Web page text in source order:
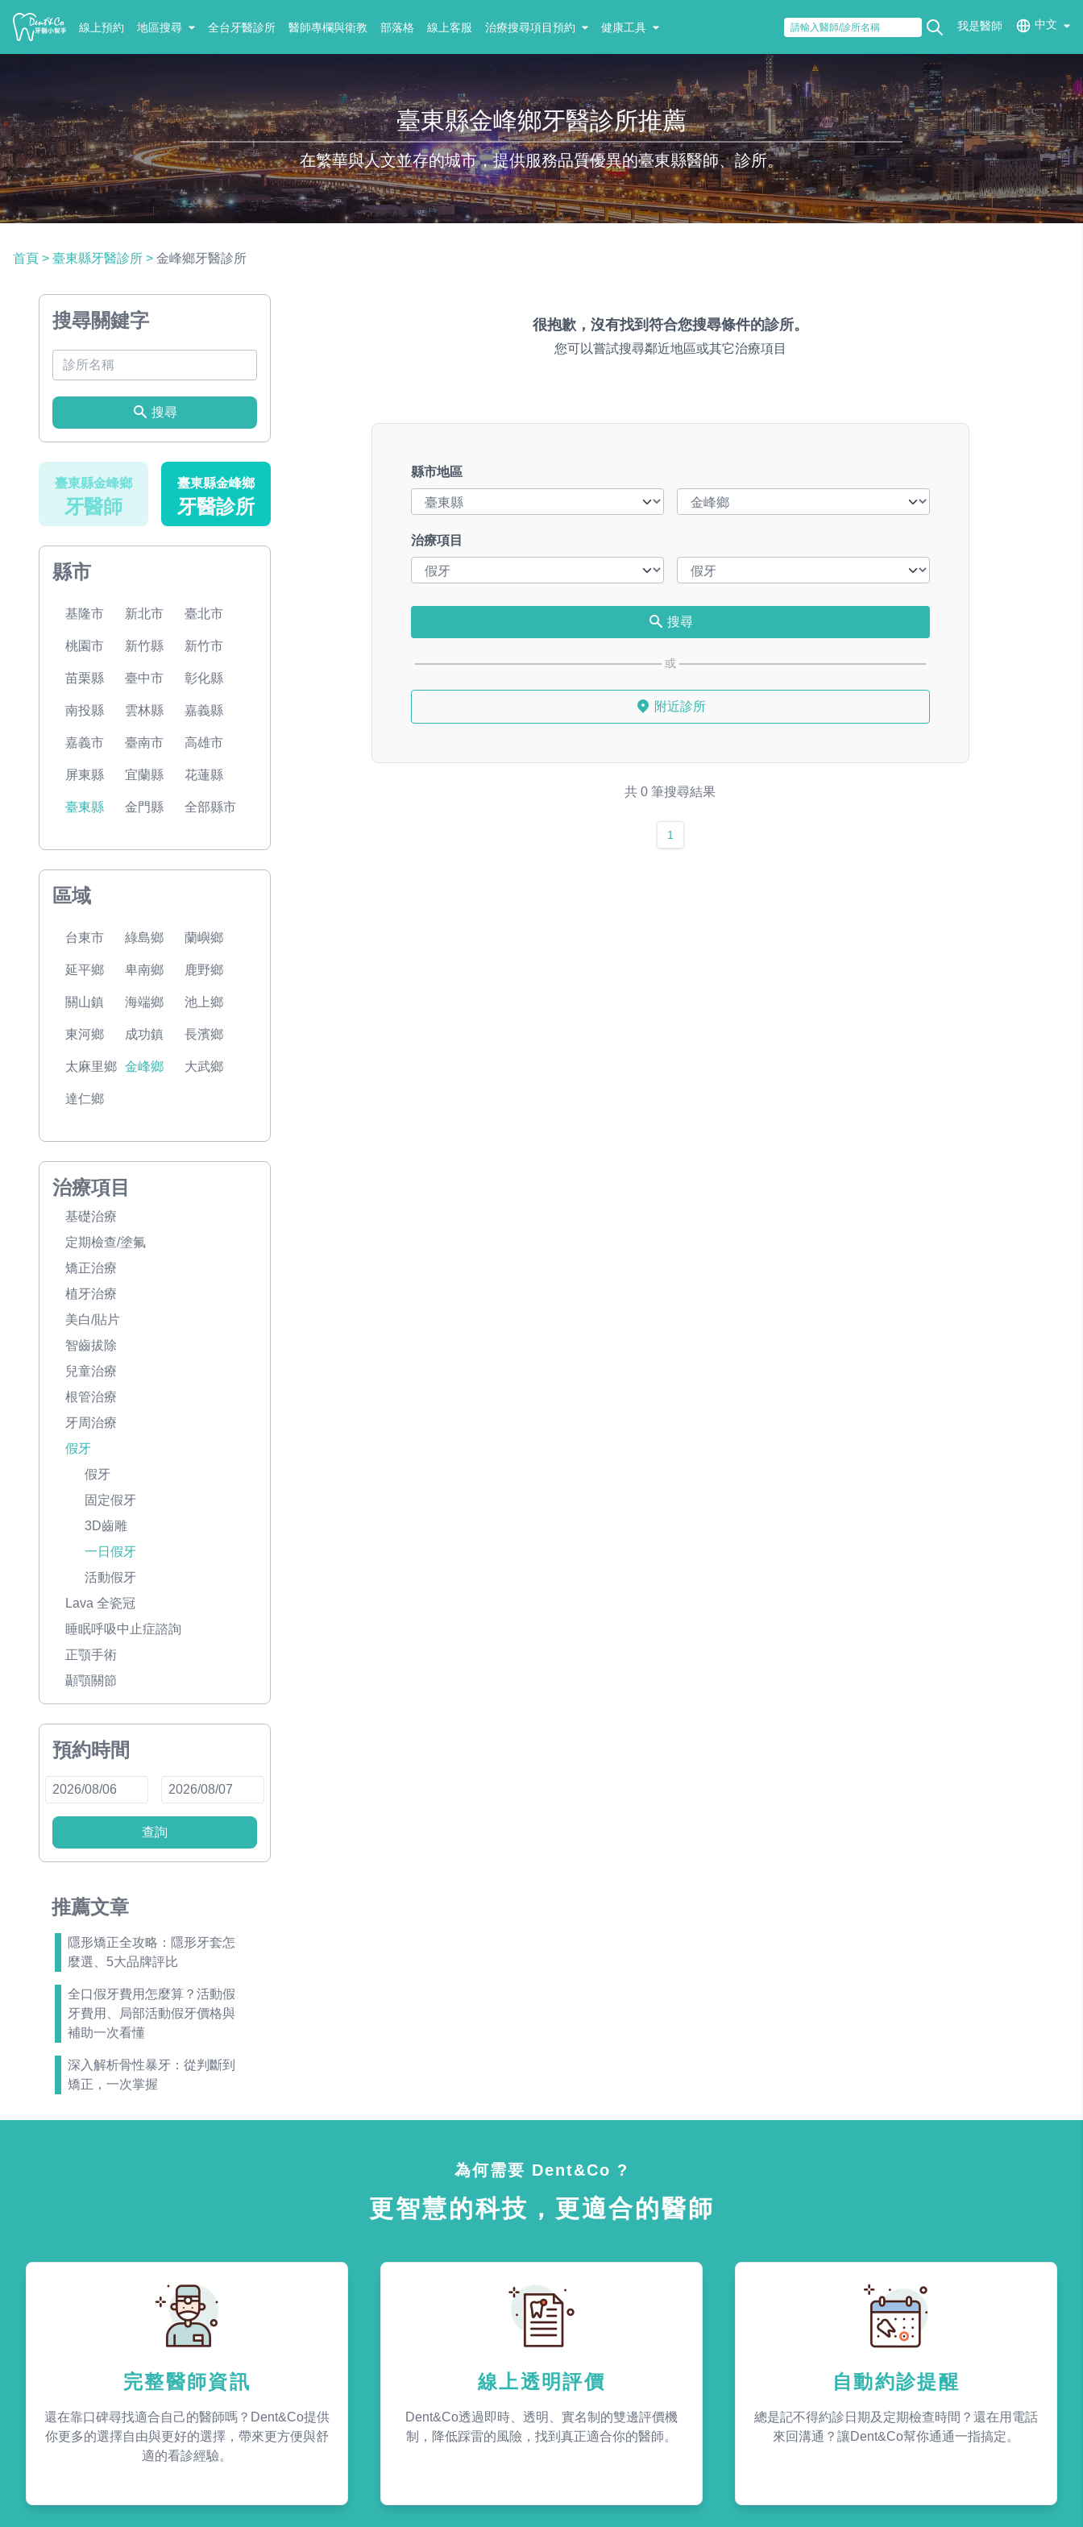
線上預約 地區搜尋 全台牙醫診所 醫師專欄與衛教 部落格 線上客服 治療搜尋項目預約 健康工具 我是醫師 中文
臺東縣金峰鄉牙醫診所推薦
在繁華與人文並存的城市，提供服務品質優異的臺東縣醫師、診所。
首頁 > 臺東縣牙醫診所 > 金峰鄉牙醫診所
搜尋關鍵字
搜尋
臺東縣金峰鄉
牙醫師
臺東縣金峰鄉
牙醫診所
縣市
基隆市 新北市 臺北市
桃園市 新竹縣 新竹市
苗栗縣 臺中市 彰化縣
南投縣 雲林縣 嘉義縣
嘉義市 臺南市 高雄市
屏東縣 宜蘭縣 花蓮縣
臺東縣 金門縣 全部縣市
區域
台東市 綠島鄉 蘭嶼鄉
延平鄉 卑南鄉 鹿野鄉
關山鎮 海端鄉 池上鄉
東河鄉 成功鎮 長濱鄉
太麻里鄉 金峰鄉 大武鄉
達仁鄉
治療項目
基礎治療
定期檢查/塗氟
矯正治療
植牙治療
美白/貼片
智齒拔除
兒童治療
根管治療
牙周治療
假牙
假牙
固定假牙
3D齒雕
一日假牙
活動假牙
Lava 全瓷冠
睡眠呼吸中止症諮詢
正顎手術
顳顎關節
預約時間
查詢
推薦文章
隱形矯正全攻略：隱形牙套怎
麼選、5大品牌評比
全口假牙費用怎麼算？活動假
牙費用、局部活動假牙價格與
補助一次看懂
深入解析骨性暴牙：從判斷到
矯正，一次掌握
很抱歉，沒有找到符合您搜尋條件的診所。
您可以嘗試搜尋鄰近地區或其它治療項目
縣市地區
治療項目
搜尋
或
附近診所
共 0 筆搜尋結果
1
為何需要 Dent&Co ?
更智慧的科技，更適合的醫師
完整醫師資訊
還在靠口碑尋找適合自己的醫師嗎？Dent&Co提供
你更多的選擇自由與更好的選擇，帶來更方便與舒
適的看診經驗。
線上透明評價
Dent&Co透過即時、透明、實名制的雙邊評價機
制，降低踩雷的風險，找到真正適合你的醫師。
自動約診提醒
總是記不得約診日期及定期檢查時間？還在用電話
來回溝通？讓Dent&Co幫你通通一指搞定。